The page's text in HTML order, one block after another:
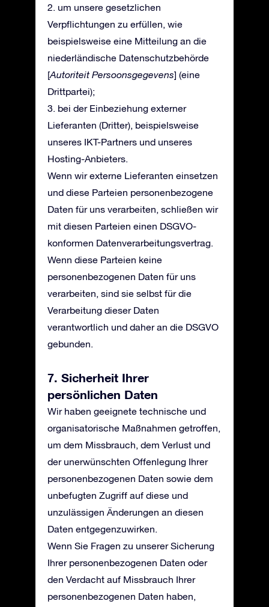
2. um unsere gesetzlichen
Verpflichtungen zu erfüllen, wie
beispielsweise eine Mitteilung an die
niederländische Datenschutzbehörde
[Autoriteit Persoonsgegevens] (eine
Drittpartei);
3. bei der Einbeziehung externer
Lieferanten (Dritter), beispielsweise
unseres IKT-Partners und unseres
Hosting-Anbieters.
Wenn wir externe Lieferanten einsetzen
und diese Parteien personenbezogene
Daten für uns verarbeiten, schließen wir
mit diesen Parteien einen DSGVO-
konformen Datenverarbeitungsvertrag.
Wenn diese Parteien keine
personenbezogenen Daten für uns
verarbeiten, sind sie selbst für die
Verarbeitung dieser Daten
verantwortlich und daher an die DSGVO
gebunden.
7. Sicherheit Ihrer
persönlichen Daten
Wir haben geeignete technische und
organisatorische Maßnahmen getroffen,
um dem Missbrauch, dem Verlust und
der unerwünschten Offenlegung Ihrer
personenbezogenen Daten sowie dem
unbefugten Zugriff auf diese und
unzulässigen Änderungen an diesen
Daten entgegenzuwirken.
Wenn Sie Fragen zu unserer Sicherung
Ihrer personenbezogenen Daten oder
den Verdacht auf Missbrauch Ihrer
personenbezogenen Daten haben,